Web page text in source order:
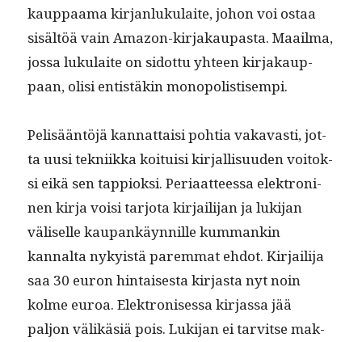
kaup­paa­ma kir­jan­luku­laite, johon voi ostaa
sisältöä vain Ama­zon-kir­jakau­pas­ta. Maail­ma,
jos­sa luku­laite on sidot­tu yhteen kir­jakaup­
paan, olisi entistäkin monopolistisempi.
Pelisään­töjä kan­nat­taisi pohtia vakavasti, jot­
ta uusi tekni­ik­ka koi­tu­isi kir­jal­lisu­u­den voitok­
si eikä sen tap­piok­si. Peri­aat­teessa elek­tron­i­
nen kir­ja voisi tar­jo­ta kir­jail­i­jan ja luk­i­jan
väliselle kau­pankäyn­nille kum­mankin
kannal­ta nyky­istä parem­mat ehdot. Kir­jail­i­ja
saa 30 euron hin­tais­es­ta kir­jas­ta nyt noin
kolme euroa. Elek­tro­n­ises­sa kir­jas­sa jää
paljon välikäsiä pois. Luk­i­jan ei tarvitse mak­